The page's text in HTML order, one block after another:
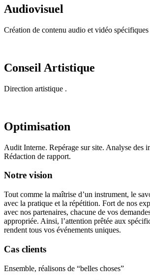
Audiovisuel
Création de contenu audio et vidéo spécifiques
Conseil Artistique
Direction artistique .
Optimisation
Audit Interne. Repérage sur site. Analyse des
Rédaction de rapport.
Notre vision
Tout comme la maîtrise d’un instrument, le
avec la pratique et la répétition. Fort de nos
avec nos partenaires, chacune de vos
appropriée. Ainsi, l’attention prêtée aux
rendent tous vos événements uniques.
Cas clients
Ensemble, réalisons de “belles choses”